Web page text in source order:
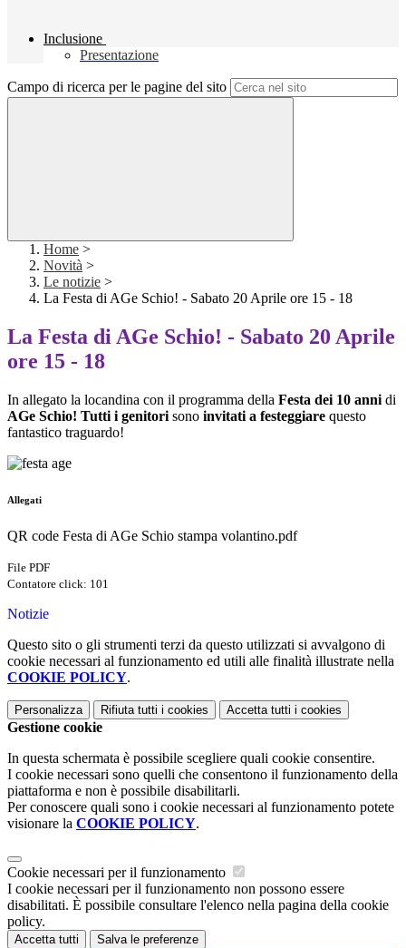
Inclusione
Presentazione
Campo di ricerca per le pagine del sito
Home >
Novità >
Le notizie >
La Festa di AGe Schio! - Sabato 20 Aprile ore 15 - 18
La Festa di AGe Schio! - Sabato 20 Aprile
ore 15 - 18
In allegato la locandina con il programma della Festa dei 10 anni di
AGe Schio! Tutti i genitori sono invitati a festeggiare questo
fantastico traguardo!
Allegati
QR code Festa di AGe Schio stampa volantino.pdf
File PDF
Contatore click: 101
Notizie
Questo sito o gli strumenti terzi da questo utilizzati si avvalgono di
cookie necessari al funzionamento ed utili alle finalità illustrate nella
COOKIE POLICY.
Personalizza Rifiuta tutti i cookies Accetta tutti i cookies
Gestione cookie
In questa schermata è possibile scegliere quali cookie consentire.
I cookie necessari sono quelli che consentono il funzionamento della
piattaforma e non è possibile disabilitarli.
Per conoscere quali sono i cookie necessari al funzionamento potete
visionare la COOKIE POLICY.
Cookie necessari per il funzionamento
I cookie necessari per il funzionamento non possono essere
disabilitati. È possibile consultare l'elenco nella pagina della cookie
policy.
Accetta tutti Salva le preferenze